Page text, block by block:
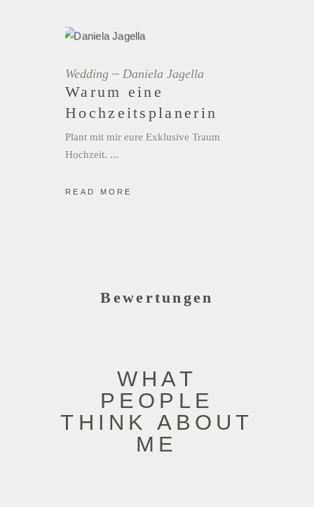
Wedding Daniela Jagella
Warum eine
Hochzeitsplanerin
Plant mit mir eure Exklusive Traum
Hochzeit.
READ MORE
Bewertungen
WHAT
PEOPLE
THINK ABOUT
ME